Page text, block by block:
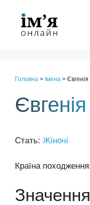
контенту
Головна > Імена > Євгенія
Євгенія
Стать: Жіночі
Країна